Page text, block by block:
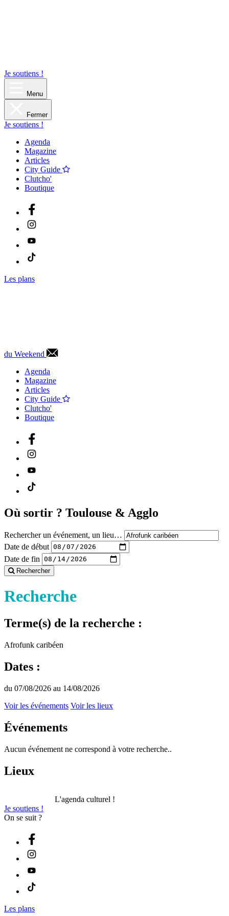
Je soutiens !
Menu
Fermer
Je soutiens !
Agenda
Magazine
Articles
City Guide
Clutcho'
Boutique
Les plans
du Weekend
Agenda
Magazine
Articles
City Guide
Clutcho'
Boutique
Où sortir ? Toulouse & Agglo
Rechercher un événement, un lieu…
Date de début
Date de fin
Rechercher
Recherche
Terme(s) de la recherche :
Afrofunk caribéen
Dates :
du 07/08/2026 au 14/08/2026
Voir les événements Voir les lieux
Événements
Aucun événement ne correspond à votre recherche..
Lieux
L'agenda culturel !
Je soutiens !
On se suit ?
Les plans